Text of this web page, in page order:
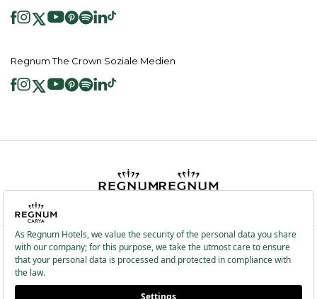
Regnum The Crown Soziale Medien
2026 ® Regnum Hotels. Alle Rechte vorbehalten.
Cookie Richtlinie